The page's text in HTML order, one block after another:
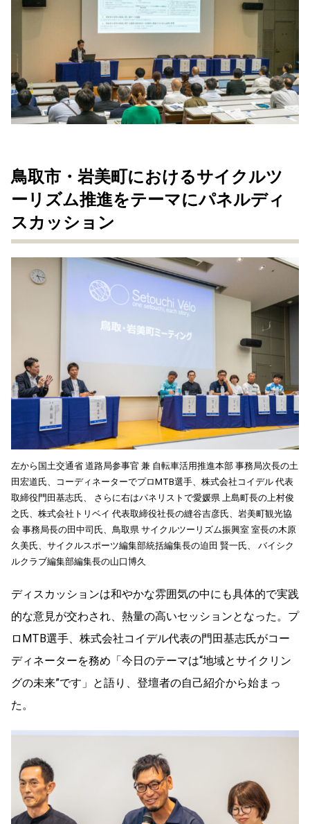
鳥取市・岩美町におけるサイクルツ
ーリズム推進をテーマにパネルディ
スカッション
左から国土交通省 道路局参事官 兼 自転車活用推進本部 事務局次長の土
田宏道氏、コーディネーターでプロMTB選手、株式会社コイデル 代表
取締役門田基志氏、 さらに右はパネリストで愛媛県 上島町長の上村俊
之氏、株式会社トリベイ 代表取締役社長の縫谷吉彦氏、岩美町観光協
会 事務局長の田中司氏、鳥取県 サイクルツーリズム振興室 室長の木原
久美氏、サイクルスポーツ編集部統括編集長の迫田 賢一氏、 バイシク
ルクラブ編集部編集長の山口博久
ディスカッションは和やかな雰囲気の中にも具体的で実践
的な意見が交わされ、熱量の高いセッションとなった。プ
ロMTB選手、株式会社コイデル代表の門田基志氏がコー
ディネーターを務め「今日のテーマは“地域とサイクリン
グの未来”です」と語り、登壇者の自己紹介から始まっ
た。